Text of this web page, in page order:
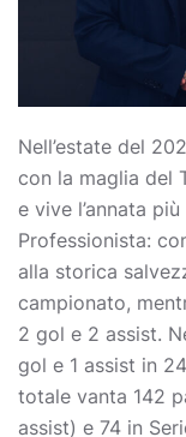
Nell’estate del
con la maglia del
e vive l’annata
Professionista:
alla storica
campionato,
2 gol e 2 assist.
gol e 1 assist in
totale vanta 142
assist) e 74 in